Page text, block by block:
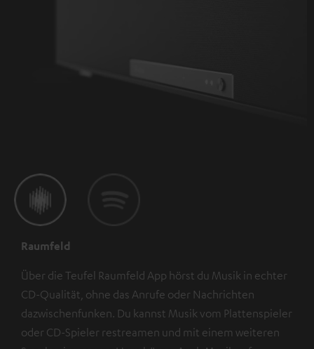
Raumfeld
Über die Teufel Raumfeld App hörst du Musik in echter
CD-Qualität, ohne das Anrufe oder Nachrichten
dazwischenfunken. Du kannst Musik vom Plattenspieler
oder CD-Spieler restreamen und mit einem weiteren